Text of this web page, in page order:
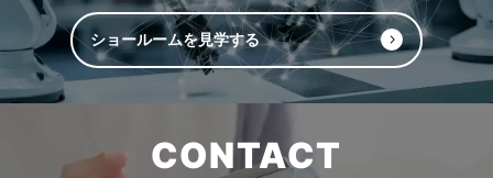
ショールームを見学する
CONTACT